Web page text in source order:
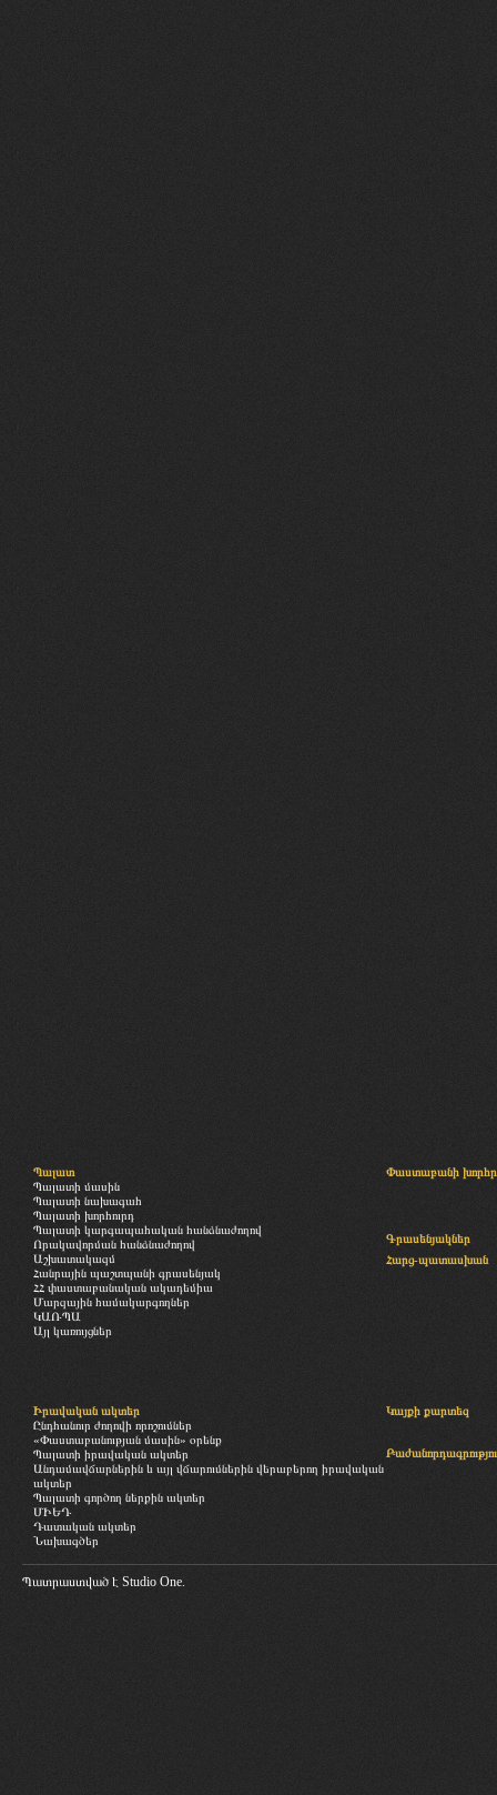
Պալատ
Պալատի մասին
Պալատի նախագահ
Պալատի խորհուրդ
Պալատի կարգապահական հանձնաժողով
Որակավորման հանձնաժողով
Աշխատակազմ
Հանրային պաշտպանի գրասենյակ
ՀՀ փաստաբանական ակադեմիա
Մարզային համակարգողներ
ԿԱՌՊԱ
Այլ կառույցներ
Փաստաբանի
Գրասենյակներ
Հարց-պատասխան
Իրավական ակտեր
Ընդհանուր ժողովի որոշումներ
«Փաստաբանության մասին» օրենք
Պալատի իրավական ակտեր
Անդամավճարներին և այլ վճարումներին վերաբերող իրավական
ակտեր
Պալատի գործող ներքին ակտեր
ՄԻԵԴ
Դատական ակտեր
Նախագծեր
Կայքի քարտեզ
Պատրաստված է Studio One.